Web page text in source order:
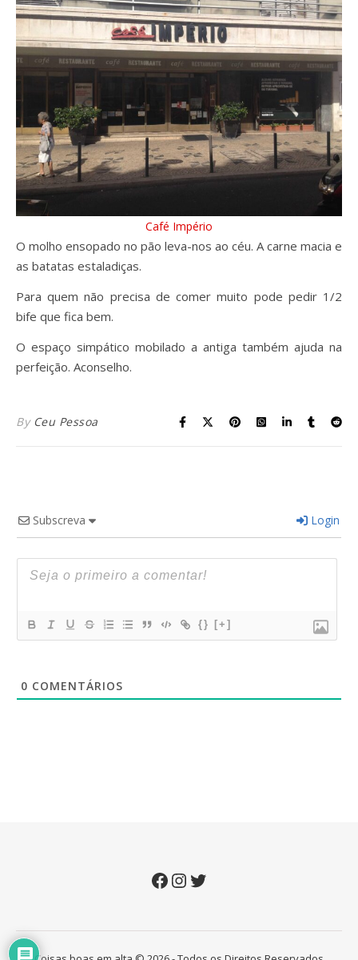
Café Império
O molho ensopado no pão leva-nos ao céu. A carne macia e
as batatas estaladiças.
Para quem não precisa de comer muito pode pedir 1/2
bife que fica bem.
O espaço simpático mobilado a antiga também ajuda na
perfeição. Aconselho.
By Ceu Pessoa
Subscreva Login
{} [+]
0 COMENTÁRIOS
Facebook
Instagram
Twitter